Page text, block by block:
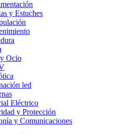
y Estuches
Ocio
led
Eléctrico
y Protección
y Comunicaciones